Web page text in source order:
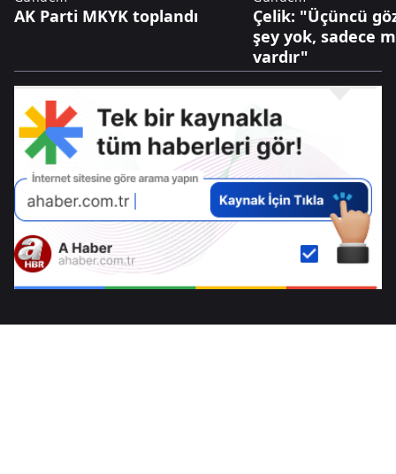
AK Parti MKYK toplandı
Çelik: "Üçüncü
şey yok, sadece
vardır"